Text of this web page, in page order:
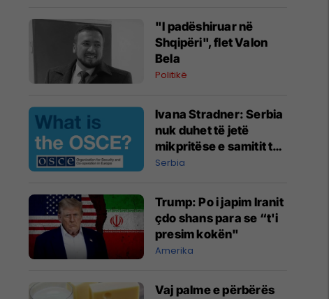
"I padëshiruar në
Shqipëri", flet Valon
Bela
Politikë
Ivana Stradner: Serbia
nuk duhet të jetë
mikpritëse e samitit të
ardhshëm të OSBE-së
Serbia
Trump: Po i japim Iranit
çdo shans para se “t'i
presim kokën"
Amerika
Vaj palme e përbërës